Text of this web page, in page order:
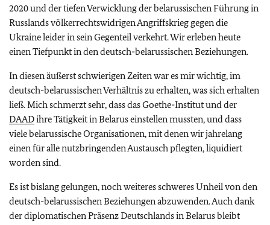
2020 und der tiefen Verwicklung der belarussischen Führung in
Russlands völkerrechtswidrigen Angriffskrieg gegen die
Ukraine leider in sein Gegenteil verkehrt. Wir erleben heute
einen Tiefpunkt in den deutsch-belarussischen Beziehungen.
In diesen äußerst schwierigen Zeiten war es mir wichtig, im
deutsch-belarussischen Verhältnis zu erhalten, was sich erhalten
ließ. Mich schmerzt sehr, dass das Goethe-Institut und der
DAADihre Tätigkeit in Belarus einstellen mussten, und dass
viele belarussische Organisationen, mit denen wir jahrelang
einen für alle nutzbringenden Austausch pflegten, liquidiert
worden sind.
Es ist bislang gelungen, noch weiteres schweres Unheil von den
deutsch-belarussischen Beziehungen abzuwenden. Auch dank
der diplomatischen Präsenz Deutschlands in Belarus bleibt